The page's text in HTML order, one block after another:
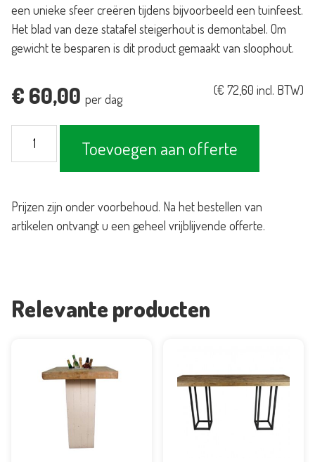
een unieke sfeer creëren tijdens bijvoorbeeld een tuinfeest.
Het blad van deze statafel steigerhout is demontabel. Om
gewicht te besparen is dit product gemaakt van sloophout.
€ 60,00 per dag
(€ 72,60 incl. BTW)
steigerhout
aantal
Toevoegen aan offerte
Prijzen zijn onder voorbehoud. Na het bestellen van
artikelen ontvangt u een geheel vrijblijvende offerte.
Relevante producten